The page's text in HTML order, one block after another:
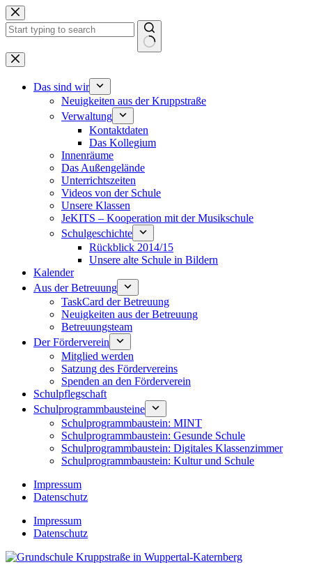
Zum
Inhalt
springen
Keine
Ergebnisse
Das sind wir
Neuigkeiten aus der Kruppstraße
Verwaltung
Kontaktdaten
Das Kollegium
Innenräume
Das Außengelände
Unterrichtszeiten
Videos von der Schule
Unsere Klassen
JeKITS – Kooperation mit der Musikschule
Schulgeschichte
Rückblick 2014/15
Unsere alte Schule in Bildern
Kalender
Aus der Betreuung
TaskCard der Betreuung
Neuigkeiten aus der Betreuung
Betreuungsteam
Der Förderverein
Mitglied werden
Satzung des Fördervereins
Spenden an den Förderverein
Schulpflegschaft
Schulprogrammbausteine
Schulprogrammbaustein: MINT
Schulprogrammbaustein: Gesunde Schule
Schulprogrammbaustein: Digitales Klassenzimmer
Schulprogrammbaustein: Kultur und Schule
Impressum
Datenschutz
Impressum
Datenschutz